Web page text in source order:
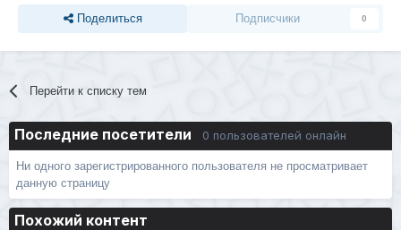
Поделиться Подписчики 0
Перейти к списку тем
Последние посетители 0 пользователей онлайн
Ни одного зарегистрированного пользователя не просматривает
данную страницу
Похожий контент